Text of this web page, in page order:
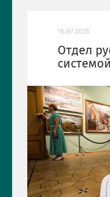
16.07.2025
Отдел